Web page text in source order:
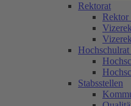
Rektorat
Rektor
Stabsstellen